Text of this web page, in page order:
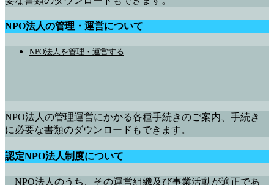
NPO法人の管理・運営について
NPO法人を管理・運営する
NPO法人の管理運営にかかる各種手続きのご案内、手続き
に必要な書類のダウンロードもできます。
認定NPO法人制度について
NPO法人のうち、その運営組織及び事業活動が適正であ